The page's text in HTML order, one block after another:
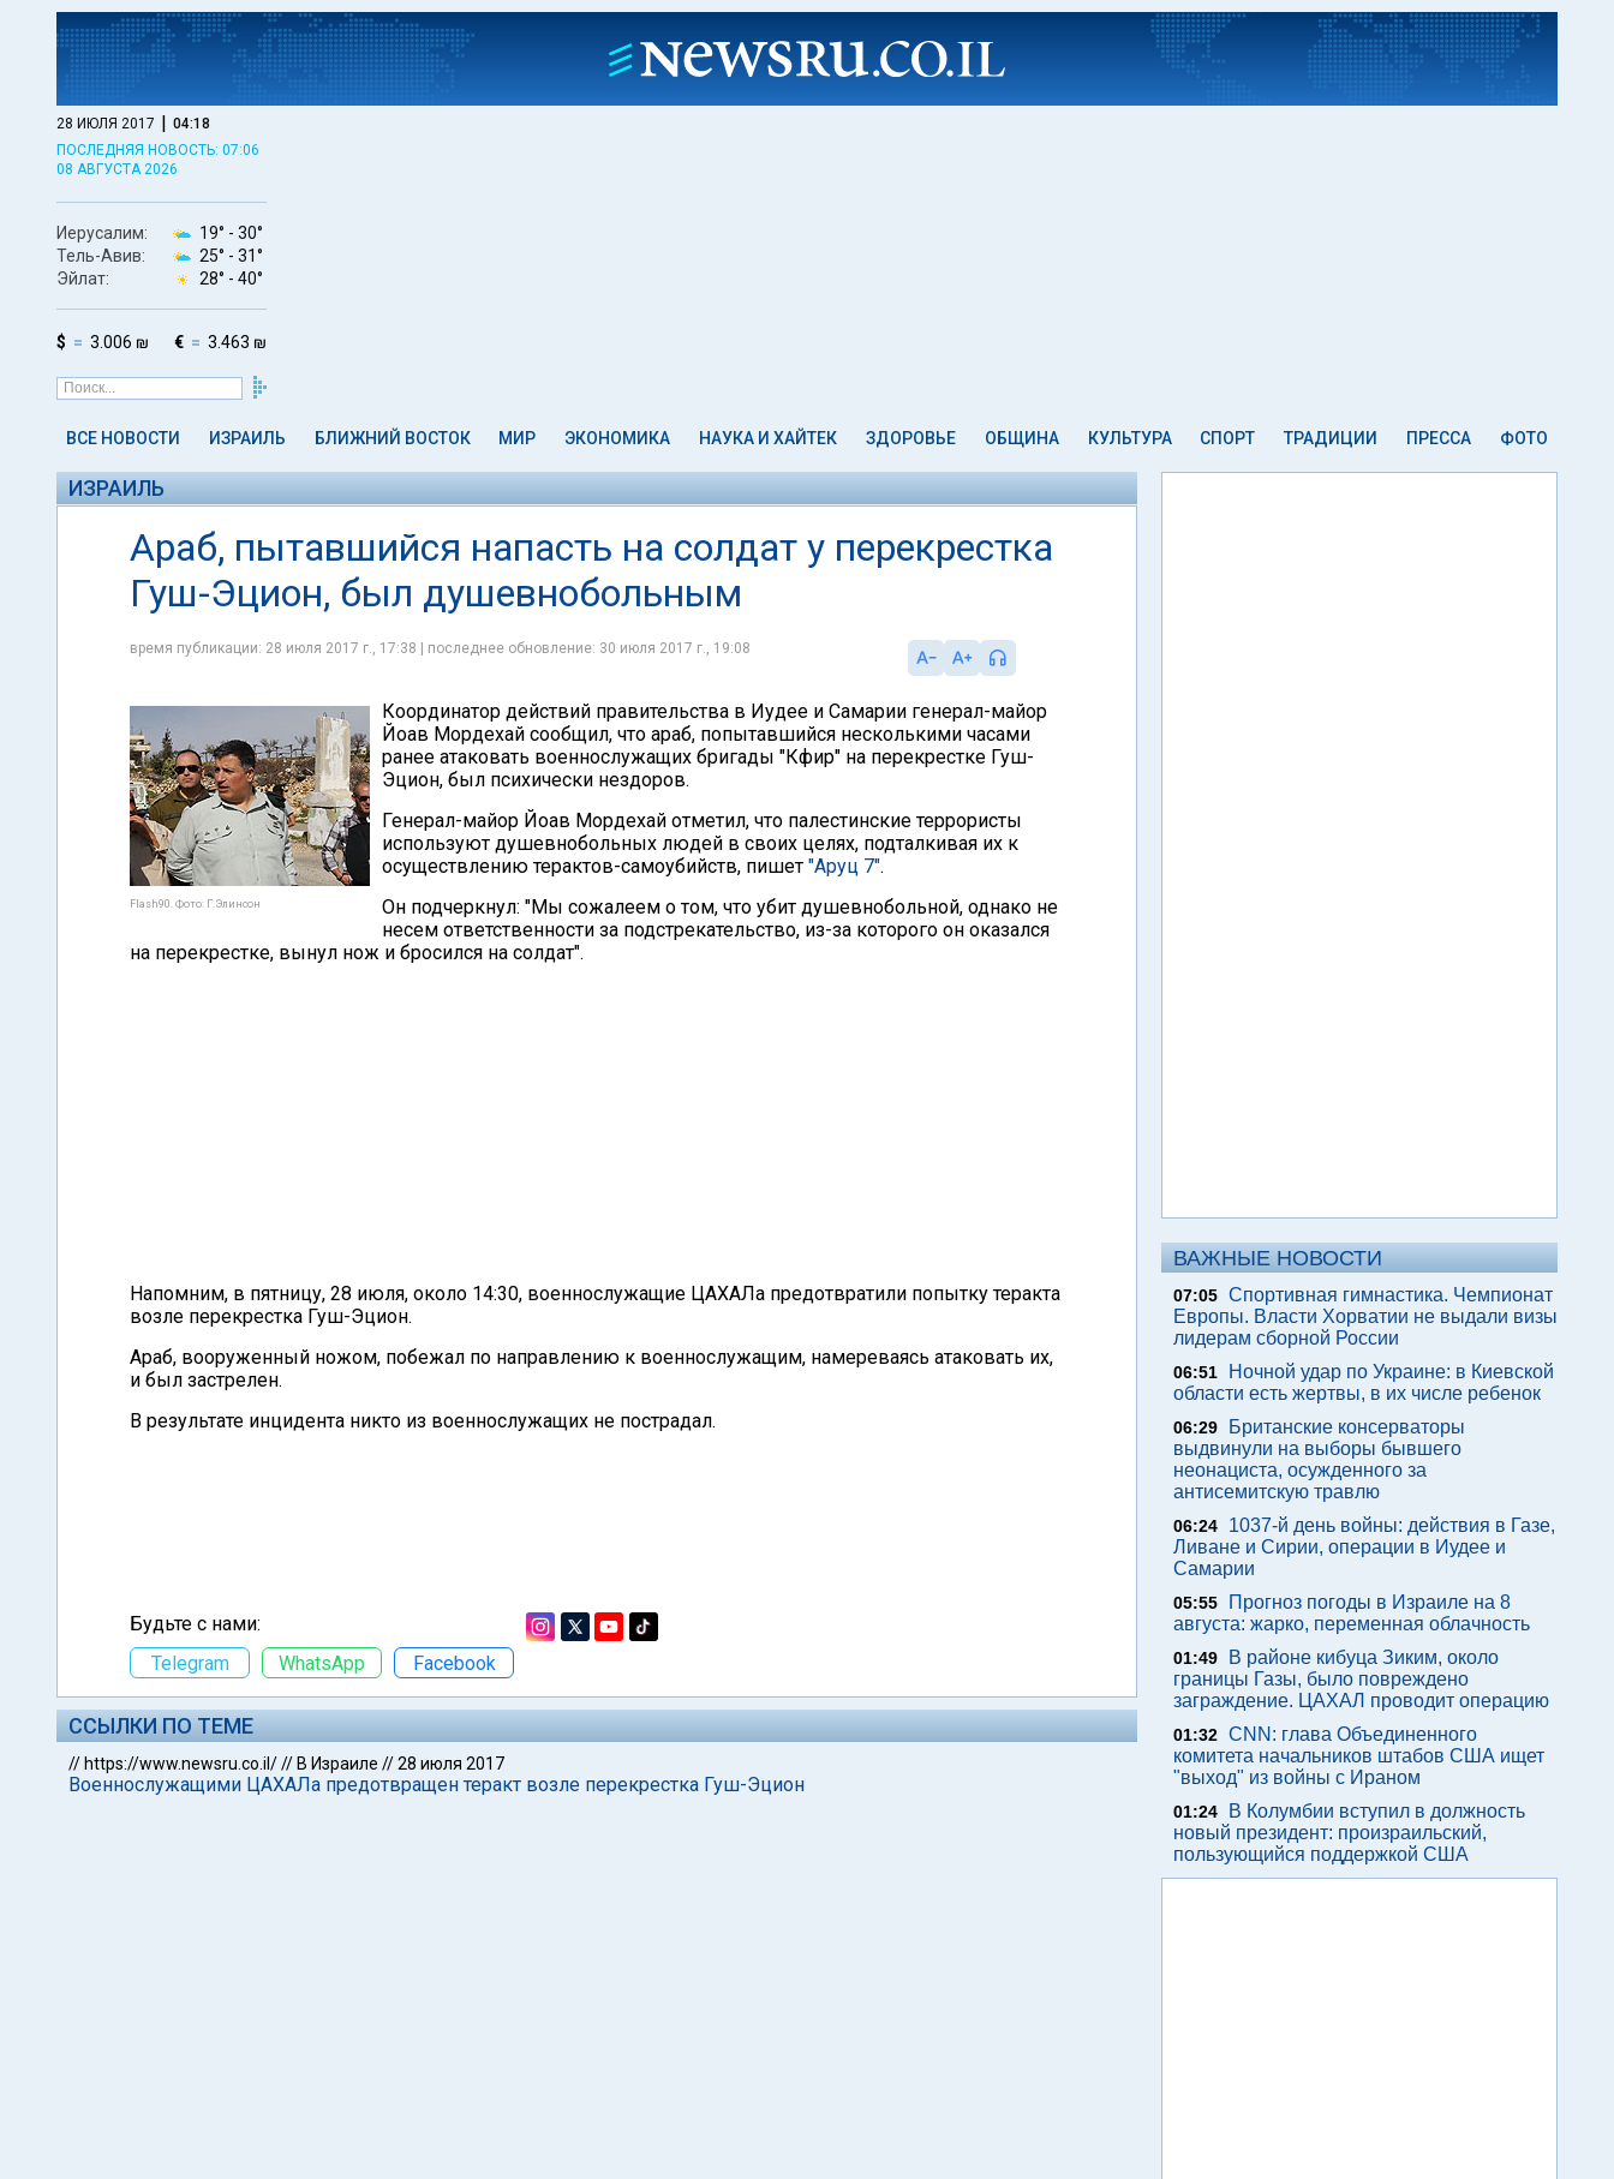
28 ИЮЛЯ 2017 | 04:18
ПОСЛЕДНЯЯ НОВОСТЬ: 07:06
08 АВГУСТА 2026
Иерусалим: 19° - 30°
Тель-Авив:
25° - 31°
Эйлат:
28° - 40°
$ 3.006 ₪ € 3.463 ₪
ВСЕ НОВОСТИ ИЗРАИЛЬ БЛИЖНИЙ ВОСТОК МИР ЭКОНОМИКА НАУКА И ХАЙТЕК ЗДОРОВЬЕ ОБЩИНА КУЛЬТУРА СПОРТ ТРАДИЦИИ ПРЕССА ФОТО
ИЗРАИЛЬ
Араб, пытавшийся напасть на солдат у перекрестка
Гуш-Эцион, был душевнобольным
время публикации: 28 июля 2017 г., 17:38 | последнее обновление: 30 июля 2017 г., 19:08
Flash90. Фото: Г.Элинсон
Координатор действий правительства в Иудее и Самарии генерал-майор
Йоав Мордехай сообщил, что араб, попытавшийся несколькими часами
ранее атаковать военнослужащих бригады "Кфир" на перекрестке Гуш-
Эцион, был психически нездоров.
Генерал-майор Йоав Мордехай отметил, что палестинские террористы
используют душевнобольных людей в своих целях, подталкивая их к
осуществлению терактов-самоубийств, пишет "Аруц 7".
Он подчеркнул: "Мы сожалеем о том, что убит душевнобольной, однако не
несем ответственности за подстрекательство, из-за которого он оказался
на перекрестке, вынул нож и бросился на солдат".
Напомним, в пятницу, 28 июля, около 14:30, военнослужащие ЦАХАЛа предотвратили попытку теракта
возле перекрестка Гуш-Эцион.
Араб, вооруженный ножом, побежал по направлению к военнослужащим, намереваясь атаковать их,
и был застрелен.
В результате инцидента никто из военнослужащих не пострадал.
Будьте с нами:
Telegram
WhatsApp Facebook
ССЫЛКИ ПО ТЕМЕ
// https://www.newsru.co.il/// В Израиле //28 июля 2017
Военнослужащими ЦАХАЛа предотвращен теракт возле перекрестка Гуш-Эцион
ВАЖНЫЕ НОВОСТИ
07:05 Спортивная гимнастика. Чемпионат
Европы. Власти Хорватии не выдали визы
лидерам сборной России
06:51
Ночной удар по Украине: в Киевской
области есть жертвы, в их числе ребенок
06:29
Британские консерваторы
выдвинули на выборы бывшего
неонациста, осужденного за
антисемитскую травлю
06:24
1037-й день войны: действия в Газе,
Ливане и Сирии, операции в Иудее и
Самарии
05:55
Прогноз погоды в Израиле на 8
августа: жарко, переменная облачность
01:49
В районе кибуца Зиким, около
границы Газы, было повреждено
заграждение. ЦАХАЛ проводит операцию
01:32 CNN: глава Объединенного
комитета начальников штабов США ищет
"выход" из войны с Ираном
01:24
В Колумбии вступил в должность
новый президент: произраильский,
пользующийся поддержкой США